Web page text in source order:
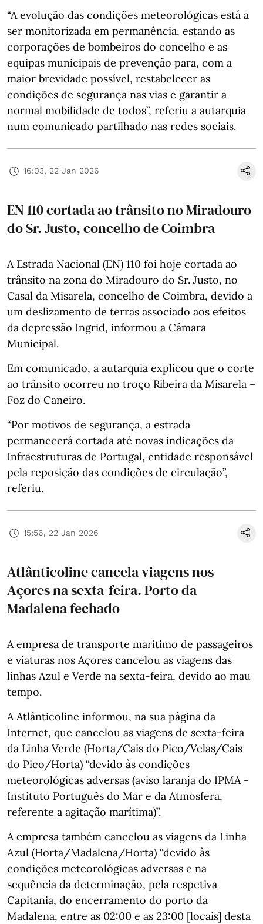
“A evolução das condições meteorológicas está a
ser monitorizada em permanência, estando as
corporações de bombeiros do concelho e as
equipas municipais de prevenção para, com a
maior brevidade possível, restabelecer as
condições de segurança nas vias e garantir a
normal mobilidade de todos”, referiu a autarquia
num comunicado partilhado nas redes sociais.
16:03, 22 Jan 2026
EN 110 cortada ao trânsito no Miradouro
do Sr. Justo, concelho de Coimbra
A Estrada Nacional (EN) 110 foi hoje cortada ao
trânsito na zona do Miradouro do Sr. Justo, no
Casal da Misarela, concelho de Coimbra, devido a
um deslizamento de terras associado aos efeitos
da depressão Ingrid, informou a Câmara
Municipal.
Em comunicado, a autarquia explicou que o corte
ao trânsito ocorreu no troço Ribeira da Misarela –
Foz do Caneiro.
“Por motivos de segurança, a estrada
permanecerá cortada até novas indicações da
Infraestruturas de Portugal, entidade responsável
pela reposição das condições de circulação”,
referiu.
15:56, 22 Jan 2026
Atlânticoline cancela viagens nos
Açores na sexta-feira. Porto da
Madalena fechado
A empresa de transporte marítimo de passageiros
e viaturas nos Açores cancelou as viagens das
linhas Azul e Verde na sexta-feira, devido ao mau
tempo.
A Atlânticoline informou, na sua página da
Internet, que cancelou as viagens de sexta-feira
da Linha Verde (Horta/Cais do Pico/Velas/Cais
do Pico/Horta) “devido às condições
meteorológicas adversas (aviso laranja do IPMA -
Instituto Português do Mar e da Atmosfera,
referente a agitação marítima)”.
A empresa também cancelou as viagens da Linha
Azul (Horta/Madalena/Horta) “devido às
condições meteorológicas adversas e na
sequência da determinação, pela respetiva
Capitania, do encerramento do porto da
Madalena, entre as 02:00 e as 23:00 [locais] desta